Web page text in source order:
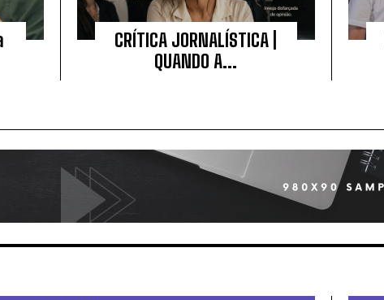
CRÍTICA JORNALÍSTICA |
QUANDO A...